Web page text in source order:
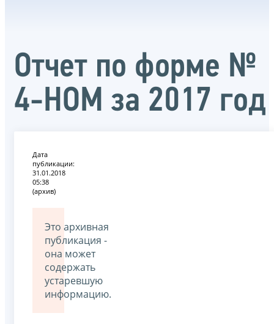
Отчет по форме №
4-НОМ за 2017 год
Дата
публикации:
31.01.2018
05:38
(архив)
Это архивная
публикация -
она может
содержать
устаревшую
информацию.